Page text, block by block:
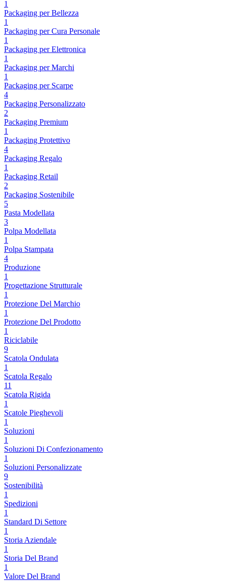
1
Packaging per Bellezza
1
Packaging per Cura Personale
1
Packaging per Elettronica
1
Packaging per Marchi
1
Packaging per Scarpe
4
Packaging Personalizzato
2
Packaging Premium
1
Packaging Protettivo
4
Packaging Regalo
1
Packaging Retail
2
Packaging Sostenibile
5
Pasta Modellata
3
Polpa Modellata
1
Polpa Stampata
4
Produzione
1
Progettazione Strutturale
1
Protezione Del Marchio
1
Protezione Del Prodotto
1
Riciclabile
9
Scatola Ondulata
1
Scatola Regalo
11
Scatola Rigida
1
Scatole Pieghevoli
1
Soluzioni
1
Soluzioni Di Confezionamento
1
Soluzioni Personalizzate
9
Sostenibilità
1
Spedizioni
1
Standard Di Settore
1
Storia Aziendale
1
Storia Del Brand
1
Valore Del Brand